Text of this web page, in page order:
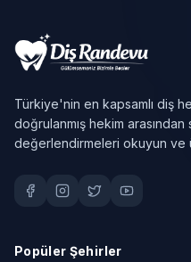
Türkiye'nin en kapsamlı diş
doğrulanmış hekim
değerlendirmeleri okuyun ve
Popüler Şehirler